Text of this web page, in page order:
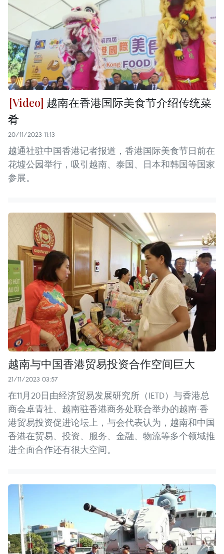
越南在香港国际美食节介绍传统菜
肴
20/11/2023 11:13
越通社驻中国香港记者报道，香港国际美食节日前在
花墟公园举行，吸引越南、泰国、日本和韩国等国家
参展。
越南与中国香港贸易投资合作空间巨大
21/11/2023 03:57
在11月20日由经济贸易发展研究所（IETD）与香港总
商会卓青社、越南驻香港商务处联合举办的越南-香
港贸易投资促进论坛上，与会代表认为，越南和中国
香港在贸易、投资、服务、金融、物流等多个领域推
进全面合作还有很大空间。